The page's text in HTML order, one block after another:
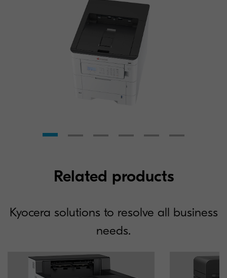
Related products
Kyocera solutions to resolve all business
needs.